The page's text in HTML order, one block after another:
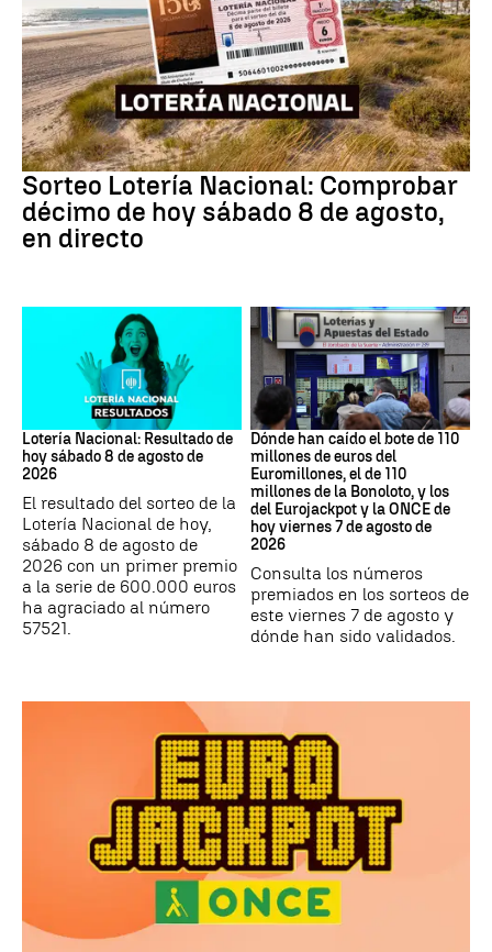
Lotería Nacional
Sorteo Lotería Nacional: Comprobar
décimo de hoy sábado 8 de agosto,
en directo
Lotería Nacional de España
Lotería Nacional: Resultado de
hoy sábado 8 de agosto de
2026
El resultado del sorteo de la
Lotería Nacional de hoy,
sábado 8 de agosto de
2026 con un primer premio
a la serie de 600.000 euros
ha agraciado al número
57521.
Loterías
Dónde han caído el bote de 110
millones de euros del
Euromillones, el de 110
millones de la Bonoloto, y los
del Eurojackpot y la ONCE de
hoy viernes 7 de agosto de
2026
Consulta los números
premiados en los sorteos de
este viernes 7 de agosto y
dónde han sido validados.